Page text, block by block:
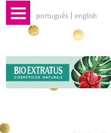
português english